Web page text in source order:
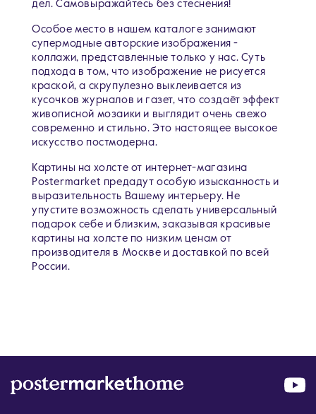
дел. Самовыражайтесь без стеснения!
Особое место в нашем каталоге занимают
супермодные авторские изображения -
коллажи, представленные только у нас. Суть
подхода в том, что изображение не рисуется
краской, а скрупулезно выклеивается из
кусочков журналов и газет, что создаёт эффект
живописной мозаики и выглядит очень свежо
современно и стильно. Это настоящее высокое
искусство постмодерна.
Картины на холсте от интернет-магазина
Postermarket предадут особую изысканность и
выразительность Вашему интерьеру. Не
упустите возможность сделать универсальный
подарок себе и близким, заказывая красивые
картины на холсте по низким ценам от
производителя в Москве и доставкой по всей
России.